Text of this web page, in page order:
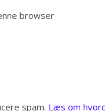
browser
spam. Læs om